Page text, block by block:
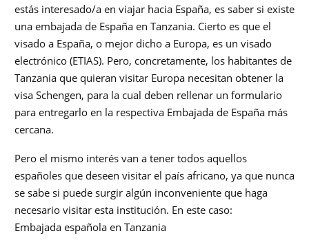
estás interesado/a en viajar hacia España, es saber si existe
una embajada de España en Tanzania. Cierto es que el
visado a España, o mejor dicho a Europa, es un visado
electrónico (ETIAS). Pero, concretamente, los habitantes de
Tanzania que quieran visitar Europa necesitan obtener la
visa Schengen, para la cual deben rellenar un formulario
para entregarlo en la respectiva Embajada de España más
cercana.
Pero el mismo interés van a tener todos aquellos
españoles que deseen visitar el país africano, ya que nunca
se sabe si puede surgir algún inconveniente que haga
necesario visitar esta institución. En este caso:
Embajada española en Tanzania